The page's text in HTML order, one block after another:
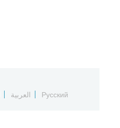
العربية Русский